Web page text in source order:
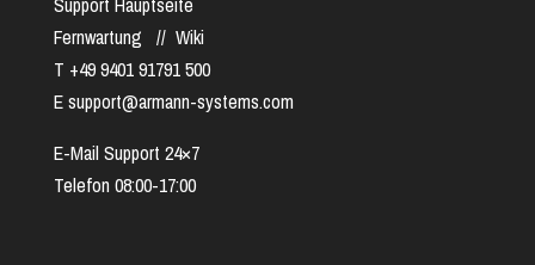
Support Hauptseite
Fernwartung // Wiki
T +49 9401 91791 500
E support@armann-systems.com
E-Mail Support 24×7
Telefon 08:00-17:00